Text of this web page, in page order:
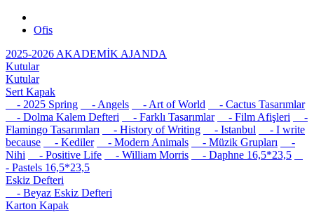
Ofis
2025-2026 AKADEMİK AJANDA
Kutular
Kutular
Sert Kapak
- 2025 Spring
- Angels - Art of World
- Cactus Tasarımlar
- Dolma Kalem Defteri
- Farklı Tasarımlar - Film Afişleri
-
Flamingo Tasarımları
- History of Writing - Istanbul
- I write
because
- Kediler - Modern Animals - Müzik Grupları
-
Nihi
- Positive Life - William Morris
- Daphne 16,5*23,5
- Pastels 16,5*23,5
Eskiz Defteri
- Beyaz Eskiz Defteri
Karton Kapak